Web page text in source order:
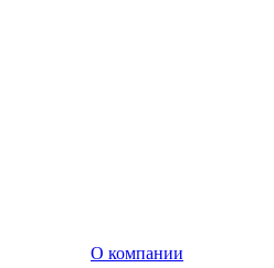
O компании